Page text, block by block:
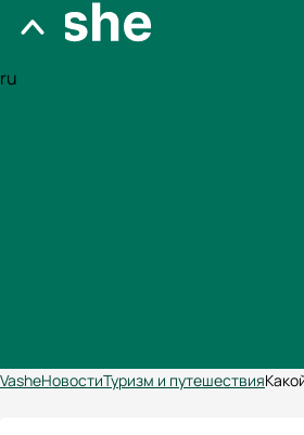
ru
VasheНовостиТуризм и путешествия